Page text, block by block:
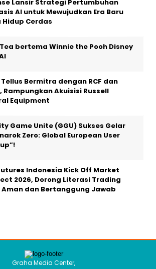
Lansir Strategi Pertumbuhan
AI untuk Mewujudkan Era Baru
Hidup Cerdas
bertema Winnie the Pooh Disney
Tellus Bermitra dengan RCF dan
Rampungkan Akuisisi Russell
Equipment
Game Unite (GGU) Sukses Gelar
Zero: Global European User
Indonesia Kick Off Market
2026, Dorong Literasi Trading
dan Bertanggung Jawab
Graha Media Center,